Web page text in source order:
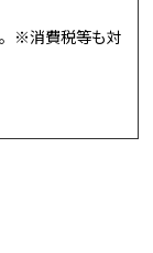
※消費税等も対